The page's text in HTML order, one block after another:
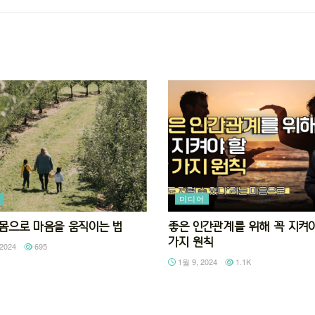
으로 마음을 움직이는 법
695
미디어
좋은 인간관계를 위해 꼭 지켜
가지 원칙
1월 9, 2024
1.1K